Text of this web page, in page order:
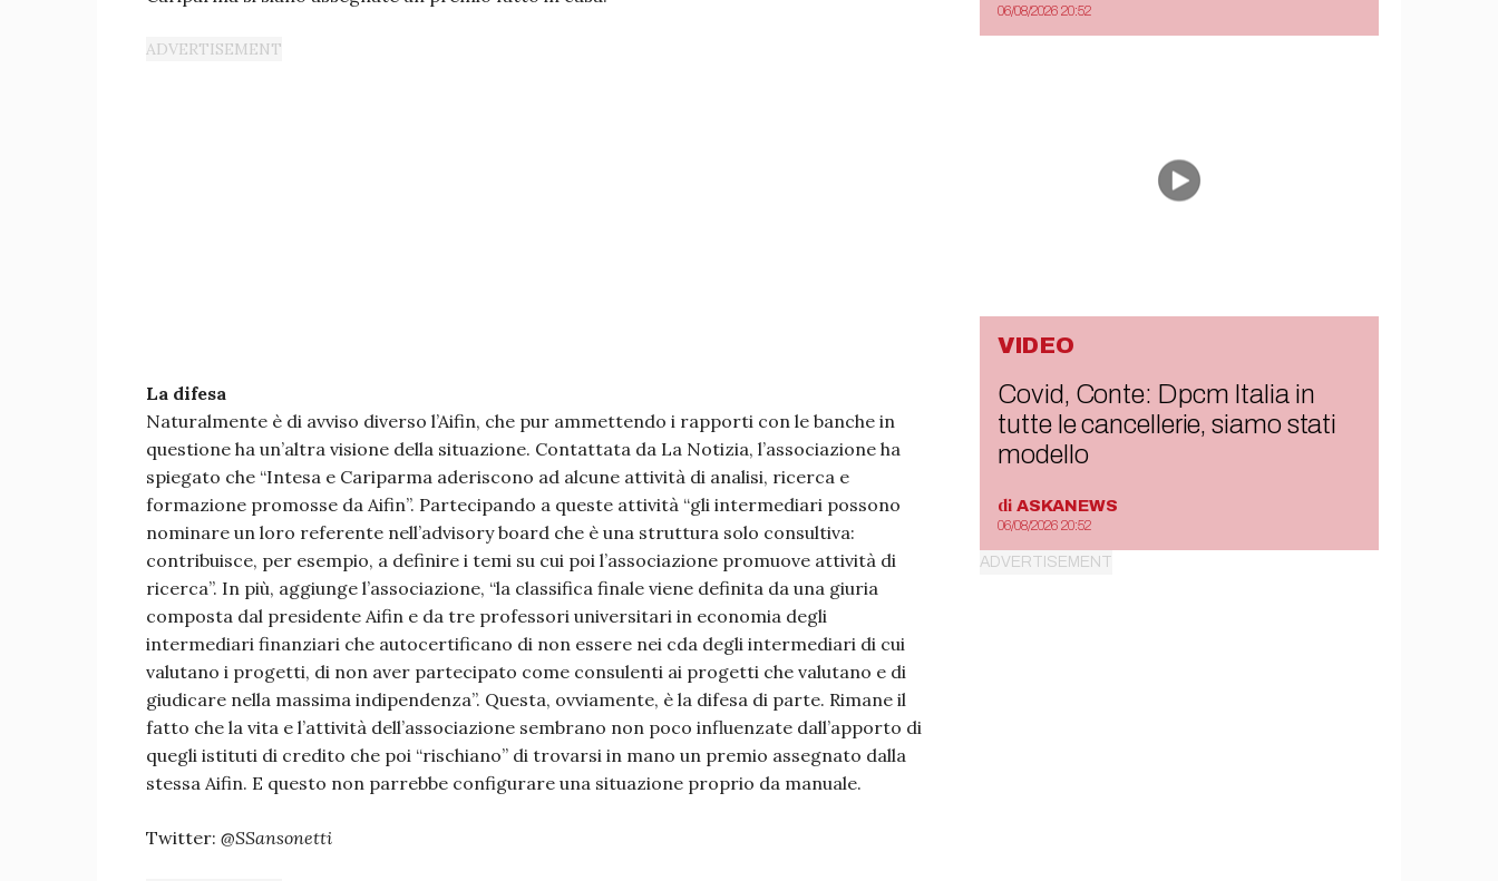
La difesa
Naturalmente è di avviso diverso l’Aifin, che pur ammettendo i rapporti con le banche in
questione ha un’altra visione della situazione. Contattata da La Notizia, l’associazione ha
spiegato che “Intesa e Cariparma aderiscono ad alcune attività di analisi, ricerca e
formazione promosse da Aifin”. Partecipando a queste attività “gli intermediari possono
nominare un loro referente nell’advisory board che è una struttura solo consultiva:
contribuisce, per esempio, a definire i temi su cui poi l’associazione promuove attività di
ricerca”. In più, aggiunge l’associazione, “la classifica finale viene definita da una giuria
composta dal presidente Aifin e da tre professori universitari in economia degli
intermediari finanziari che autocertificano di non essere nei cda degli intermediari di cui
valutano i progetti, di non aver partecipato come consulenti ai progetti che valutano e di
giudicare nella massima indipendenza”. Questa, ovviamente, è la difesa di parte. Rimane il
fatto che la vita e l’attività dell’associazione sembrano non poco influenzate dall’apporto di
quegli istituti di credito che poi “rischiano” di trovarsi in mano un premio assegnato dalla
stessa Aifin. E questo non parrebbe configurare una situazione proprio da manuale.
Twitter: @SSansonetti
06/08/2026 20:52
VIDEO
Covid, Conte: Dpcm Italia in
tutte le cancellerie, siamo stati
modello
di ASKANEWS
06/08/2026 20:52